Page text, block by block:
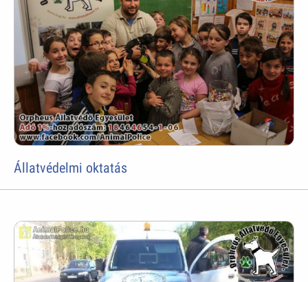
Állatvédelmi oktatás